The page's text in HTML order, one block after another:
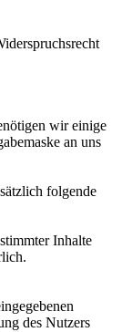
wir einige
an uns
folgende
Inhalte
des Nutzers